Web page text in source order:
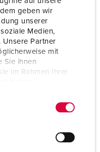
geben wir
unserer
Medien,
Unsere Partner
mit
Sie ihnen
im Rahmen Ihrer